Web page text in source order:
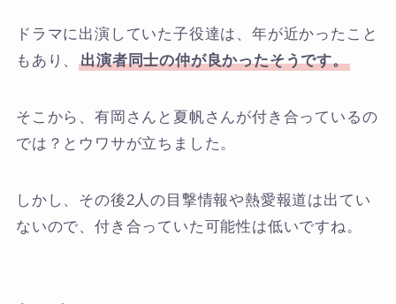
ドラマに出演していた子役達は、年が近かったこと
もあり、出演者同士の仲が良かったそうです。
そこから、有岡さんと夏帆さんが付き合っているの
では？とウワサが立ちました。
しかし、その後2人の目撃情報や熱愛報道は出てい
ないので、付き合っていた可能性は低いですね。